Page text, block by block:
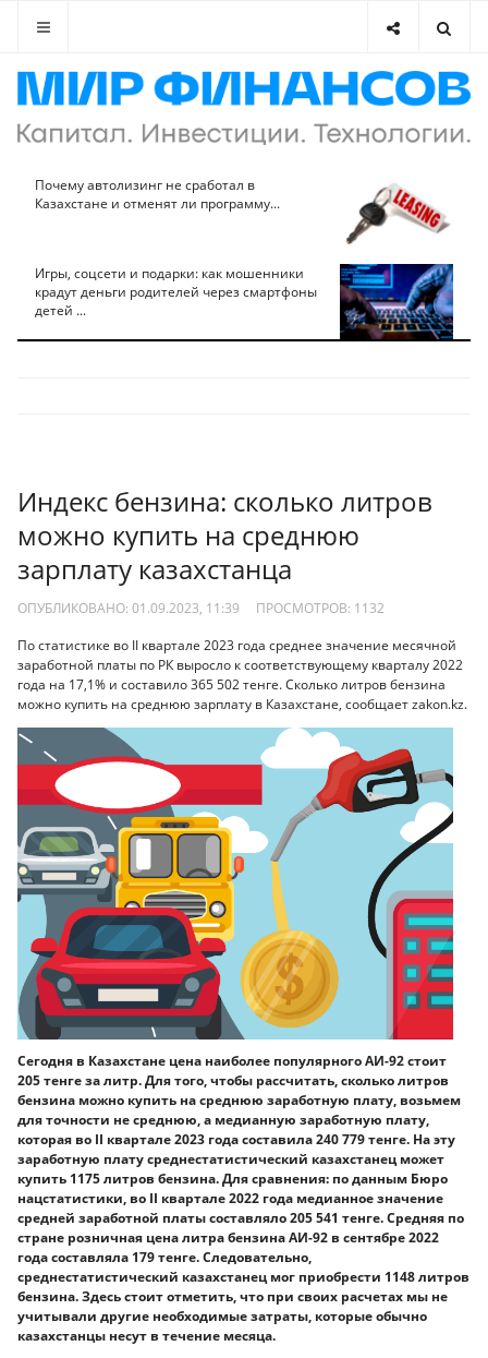
Почему автолизинг не сработал в
Казахстане и отменят ли программу...
Игры, соцсети и подарки: как мошенники
крадут деньги родителей через смартфоны
детей ...
Индекс бензина: сколько литров
можно купить на среднюю
зарплату казахстанца
ОПУБЛИКОВАНО: 01.09.2023, 11:39 ПРОСМОТРОВ: 1132
По статистике во II квартале 2023 года среднее значение месячной
заработной платы по РК выросло к соответствующему кварталу 2022
года на 17,1% и составило 365 502 тенге. Сколько литров бензина
можно купить на среднюю зарплату в Казахстане, сообщает zakon.kz.
Сегодня в Казахстане цена наиболее популярного АИ-92 стоит
205 тенге за литр. Для того, чтобы рассчитать, сколько литров
бензина можно купить на среднюю заработную плату, возьмем
для точности не среднюю, а медианную заработную плату,
которая во II квартале 2023 года составила 240 779 тенге. На эту
заработную плату среднестатистический казахстанец может
купить 1175 литров бензина. Для сравнения: по данным Бюро
нацстатистики, во II квартале 2022 года медианное значение
средней заработной платы составляло 205 541 тенге. Средняя по
стране розничная цена литра бензина АИ-92 в сентябре 2022
года составляла 179 тенге. Следовательно,
среднестатистический казахстанец мог приобрести 1148 литров
бензина. Здесь стоит отметить, что при своих расчетах мы не
учитывали другие необходимые затраты, которые обычно
казахстанцы несут в течение месяца.